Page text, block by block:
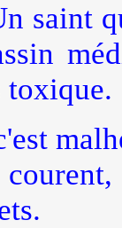
saint
toxique.